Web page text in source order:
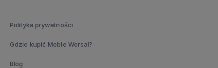
Polityka prywatności
Gdzie kupić Meble Wersal?
Blog